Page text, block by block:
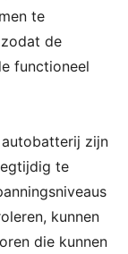
te
de
functioneel
zijn
te
kunnen
die kunnen